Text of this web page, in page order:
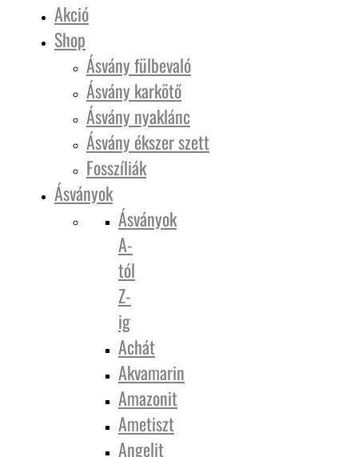
Akció
Shop
Ásvány fülbevaló
Ásvány karkötő
Ásvány nyaklánc
Ásvány ékszer szett
Fosszíliák
Ásványok
Ásványok
A-
tól
Z-
ig
Achát
Akvamarin
Amazonit
Ametiszt
Angelit